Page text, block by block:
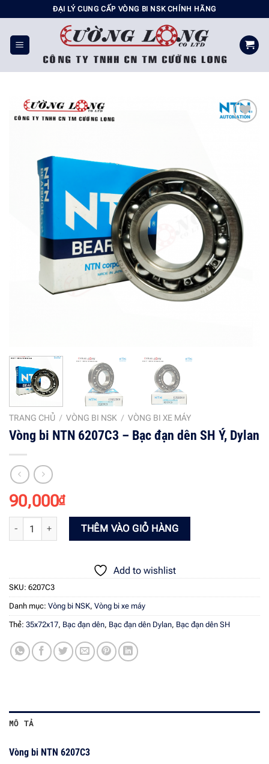
đến
nội
dung
ĐẠI LÝ CUNG CẤP VÒNG BI NSK CHÍNH HÃNG
TRANG CHỦ / VÒNG BI NSK / VÒNG BI XE MÁY
Vòng bi NTN 6207C3 – Bạc đạn dên SH Ý, Dylan
90,000₫
Vòng bi NTN 6207C3 - Bạc đạn dên SH Ý, Dylan số lượng
THÊM VÀO GIỎ HÀNG
Add to wishlist
SKU: 6207C3
Danh mục: Vòng bi NSK, Vòng bi xe máy
Thẻ: 35x72x17, Bạc đạn dên, Bạc đạn dên Dylan, Bạc đạn dên SH
MÔ TẢ
Vòng bi NTN 6207C3